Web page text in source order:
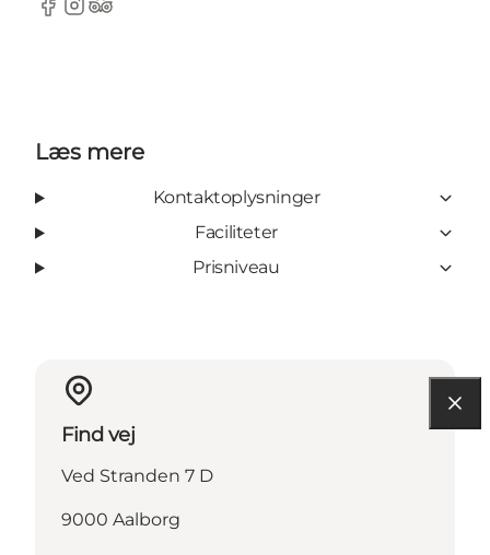
Facebook
Instagram
Tripadvisor
Læs mere
Kontaktoplysninger
Faciliteter
Prisniveau
Find vej
Ved Stranden 7 D
9000 Aalborg